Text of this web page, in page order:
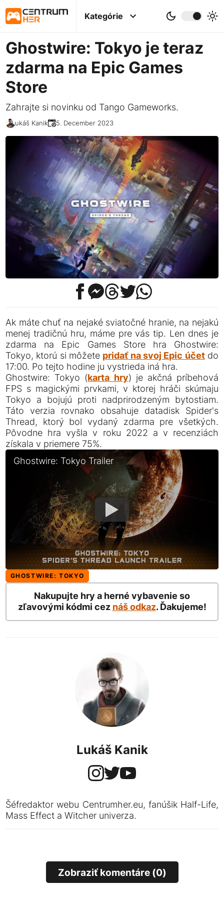
Kategórie
Ghostwire: Tokyo je teraz
zdarma na Epic Games
Store
Zahrajte si novinku od Tango Gameworks.
Lukáš Kanik 25. December 2023
Ak máte chuť na nejaké sviatočné hranie, na nejakú
menej tradičnú hru, máme pre vás tip. Len dnes je
zdarma na Epic Games Store hra Ghostwire:
Tokyo, ktorú si môžete pridať na svoj Epic účetdo
17:00. Po tejto hodine ju vystrieda iná hra.
Ghostwire: Tokyo (karta hry) je akčná príbehová
FPS s magickými prvkami, v ktorej hráči skúmaju
Tokyo a bojujú proti nadprirodzeným bytostiam.
Táto verzia rovnako obsahuje datadisk Spider's
Thread, ktorý bol vydaný zdarma pre všetkých.
Pôvodne hra vyšla v roku 2022 a v recenziách
získala v priemere 75%.
Ghostwire: Tokyo Trailer
GHOSTWIRE: TOKYO
Nakupujte hry a herné vybavenie so
zľavovými kódmi cez náš odkaz. Ďakujeme!
Lukáš Kanik
Šéfredaktor webu Centrumher.eu, fanúšik Half-Life,
Mass Effect a Witcher univerza.
Zobraziť komentáre (0)